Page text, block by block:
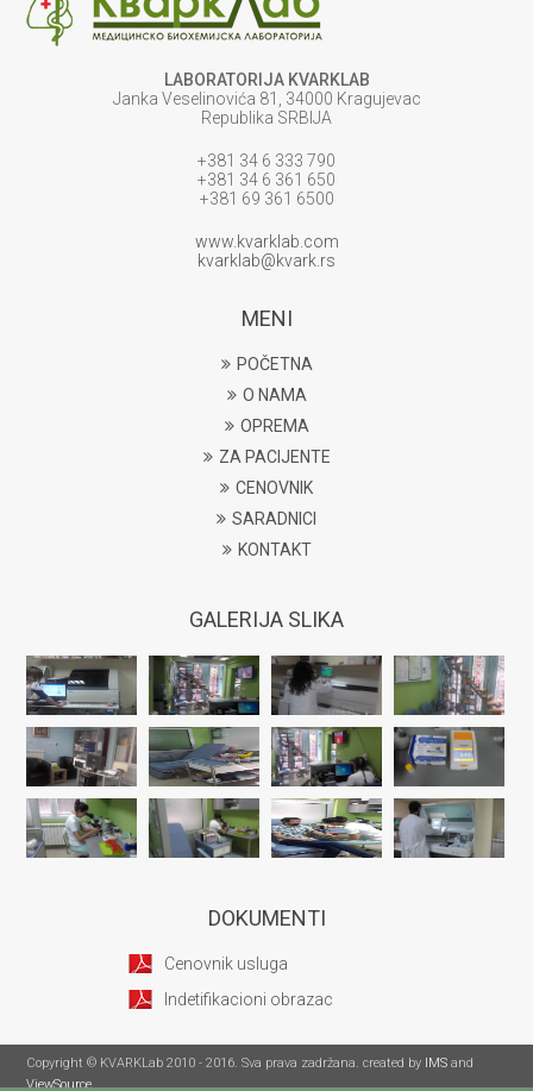
LABORATORIJA KVARKLAB
Janka Veselinovića 81, 34000 Kragujevac
Republika SRBIJA
+381 34 6 333 790
+381 34 6 361 650
+381 69 361 6500
www.kvarklab.com
kvarklab@kvark.rs
MENI
POČETNA
O NAMA
OPREMA
ZA PACIJENTE
CENOVNIK
SARADNICI
KONTAKT
GALERIJA SLIKA
DOKUMENTI
Cenovnik usluga
Indetifikacioni obrazac
Copyright © KVARKLab 2010 - 2016. Sva prava zadržana. created by IMS and
ViewSource